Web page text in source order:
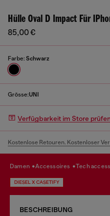
Hülle Oval D Impact Für
85,00 €
Farbe: Schwarz
Grösse:UNI
Verfügbarkeit im Store
Kostenlose Retouren. Kostenloser
damen accessoires tech
DIESEL X CASETIFY
BESCHREIBUNG